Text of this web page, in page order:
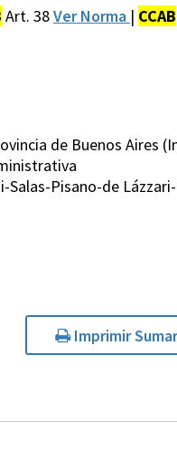
Art. 38Ver Norma | CCAB
de Buenos Aires
Pisano-de
Imprimir